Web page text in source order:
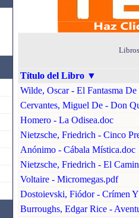
Título del Libro ▼
Wilde, Oscar - El Fantasma
Cervantes, Miguel De - Don
Homero - La Odisea.doc
Nietzsche, Friedrich - Cinco
Anónimo - Cábala Mística.doc
Nietzsche, Friedrich - El
Voltaire - Micromegas.pdf
Dostoievski, Fiódor - Crímen
Burroughs, Edgar Rice -